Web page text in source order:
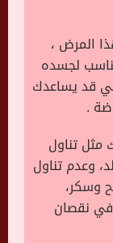
المرض ،
لجسده
قد يساعدك
.
مثل تناول
وعدم تناول
وسكر،
نقصان